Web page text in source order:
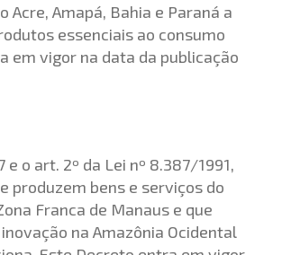
Acre, Amapá, Bahia e Paraná a
essenciais ao consumo
em vigor na data da publicação
o art. 2º da Lei nº 8.387/1991,
produzem bens e serviços do
Franca de Manaus e que
na Amazônia Ocidental